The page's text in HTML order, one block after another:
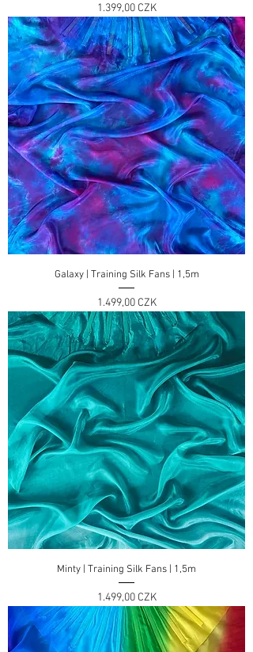
Preis
1.399,00 CZK
Galaxy | Training Silk Fans | 1,5m
Preis
1.499,00 CZK
Minty | Training Silk Fans | 1,5m
Preis
1.499,00 CZK